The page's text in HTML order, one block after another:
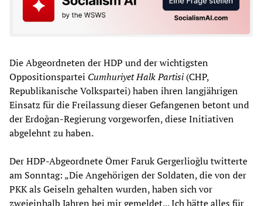
Die Abgeordneten der HDP und der wichtigsten
Oppositionspartei Cumhuriyet Halk Partisi(CHP,
Republikanische Volkspartei) haben ihren langjährigen
Einsatz für die Freilassung dieser Gefangenen betont und
der Erdoğan-Regierung vorgeworfen, diese Initiativen
abgelehnt zu haben.
Der HDP-Abgeordnete Ömer Faruk Gergerlioğlu twitterte
am Sonntag: „Die Angehörigen der Soldaten, die von der
PKK als Geiseln gehalten wurden, haben sich vor
zweieinhalb Jahren bei mir gemeldet... Ich hätte alles für